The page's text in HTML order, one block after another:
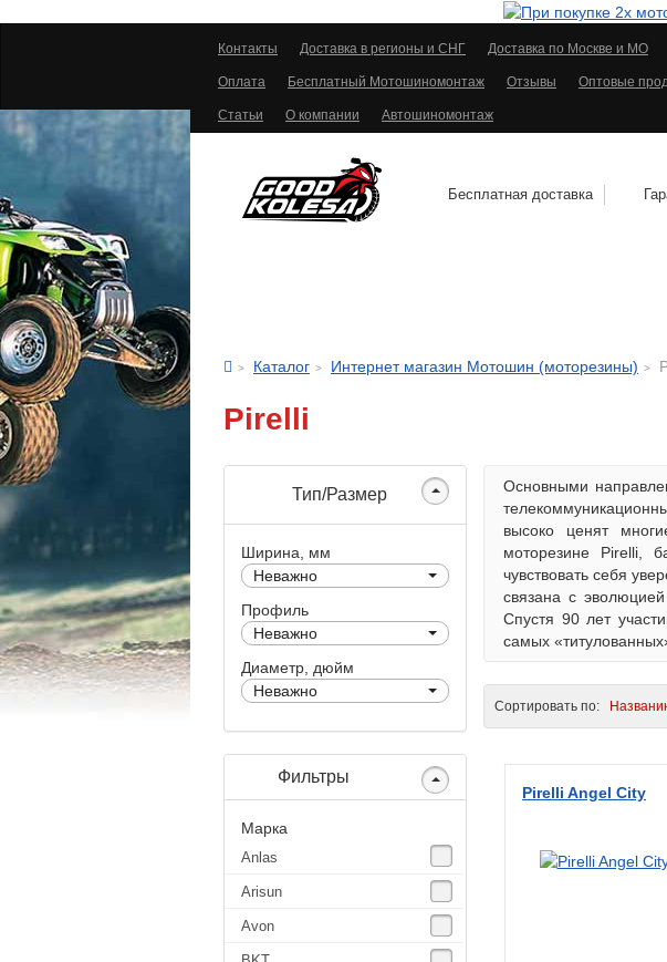
Контакты Доставка в регионы и СНГ Доставка по Москве и МО
Оплата Бесплатный Мотошиномонтаж Отзывы Оптовые
Статьи О компании Автошиномонтаж
Бесплатная доставка
Каталог Интернет магазин Мотошин (моторезины)
Pirelli
Тип/Размер
Ширина, мм
Неважно
Профиль
Неважно
Диаметр, дюйм
Неважно
Фильтры
Марка
Anlas
Arisun
Avon
Основными
высоко ценят
моторезине Pirelli,
чувствовать себя
связана с
Спустя 90 лет
самых
Сортировать по:
Pirelli Angel City